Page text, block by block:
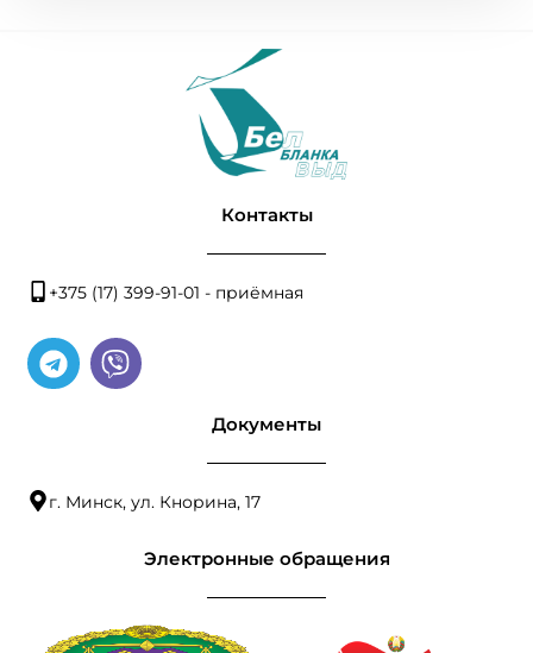
Контакты
+375 (17) 399-91-01 - приёмная
Документы
г. Минск, ул. Кнорина, 17
Электронные обращения